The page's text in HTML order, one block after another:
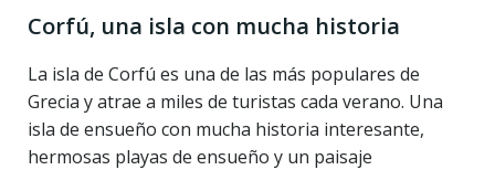
Corfú, una isla con mucha historia
La isla de Corfú es una de las más populares de
Grecia y atrae a miles de turistas cada verano. Una
isla de ensueño con mucha historia interesante,
hermosas playas de ensueño y un paisaje